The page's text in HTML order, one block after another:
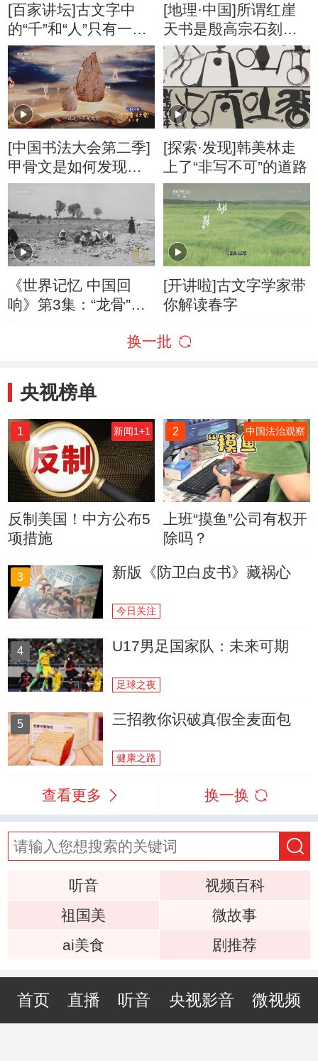
[百家讲坛]古文字中
的“千”和“人”只有一笔
之差
[地理·中国]所谓红崖
天书是殷高宗石刻的
说法站不住脚
[中国书法大会第二季]
甲骨文是如何发现
的？
[探索·发现]韩美林走
上了“非写不可”的道路
《世界记忆 中国回
响》第3集：“龙骨”上
为失传的古文字？
[开讲啦]古文字学家带
你解读春字
换一批
央视榜单
1 新闻1+1
反制美国！中方公布5
项措施
2 中国法治观察
上班“摸鱼”公司有权开
除吗？
3 新版《防卫白皮书》藏祸心
今日关注
4 U17男足国家队：未来可期
足球之夜
5 三招教你识破真假全麦面包
健康之路
查看更多 换一换
听音
视频百科
祖国美
微故事
ai美食
剧推荐
首页 直播 听音 央视影音 微视频